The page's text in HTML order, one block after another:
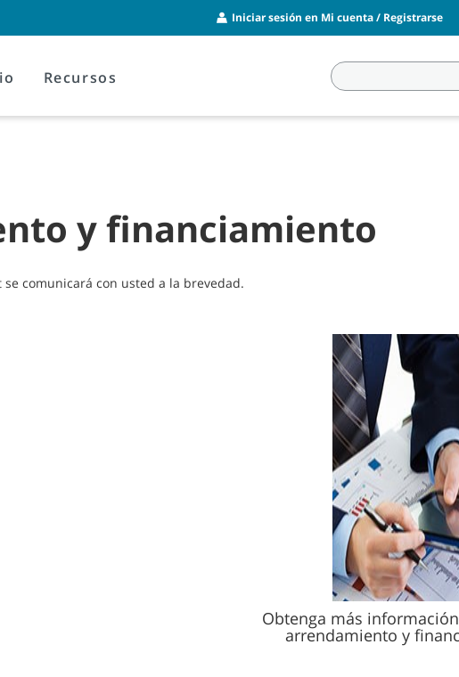
Iniciar sesión en Mi cuenta / Registrarse
Recursos
y financiamiento
comunicará con usted a la brevedad.
Obtenga más
arrendamiento y